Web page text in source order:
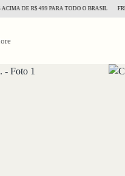
DE R$ 499 PARA TODO O BRASIL FRETE